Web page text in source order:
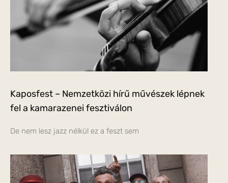
Kaposfest – Nemzetközi hírű művészek lépnek
fel a kamarazenei fesztiválon
De nem lesz jazz nélkül ez a feszt sem